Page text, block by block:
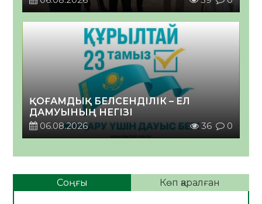
ҚОҒАМДЫҚ БЕЛСЕНДІЛІК – ЕЛ
ДАМУЫНЫҢ НЕГІЗІ
06.08.2026
36 0
Соңғы Көп қаралған